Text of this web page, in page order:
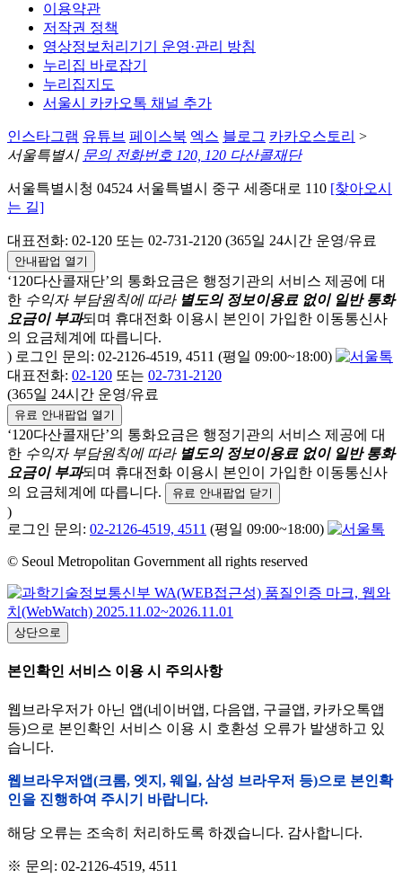
이용약관
저작권 정책
영상정보처리기기 운영·관리 방침
누리집 바로잡기
누리집지도
서울시 카카오톡 채널 추가
인스타그램 유튜브 페이스북 엑스 블로그 카카오스토리 >
서울특별시 문의 전화번호 120, 120 다산콜재단
서울특별시청 04524 서울특별시 중구 세종대로 110 [찾아오시
는 길]
대표전화: 02-120 또는 02-731-2120 (365일 24시간 운영/유료
안내팝업 열기
‘120다산콜재단’의 통화요금은 행정기관의 서비스 제공에 대
한 수익자 부담원칙에 따라 별도의 정보이용료 없이 일반 통화
요금이 부과되며 휴대전화 이용시 본인이 가입한 이동통신사
의 요금체계에 따릅니다.
) 로그인 문의: 02-2126-4519, 4511 (평일 09:00~18:00)
대표전화: 02-120 또는 02-731-2120
(365일 24시간 운영/유료
유료 안내팝업 열기
‘120다산콜재단’의 통화요금은 행정기관의 서비스 제공에 대
한 수익자 부담원칙에 따라 별도의 정보이용료 없이 일반 통화
요금이 부과되며 휴대전화 이용시 본인이 가입한 이동통신사
의 요금체계에 따릅니다.
유료 안내팝업 닫기
)
로그인 문의: 02-2126-4519, 4511 (평일 09:00~18:00)
© Seoul Metropolitan Government all rights reserved
상단으로
본인확인 서비스 이용 시 주의사항
웹브라우저가 아닌 앱(네이버앱, 다음앱, 구글앱, 카카오톡앱
등)으로 본인확인 서비스 이용 시 호환성 오류가 발생하고 있
습니다.
웹브라우저앱(크롬, 엣지, 웨일, 삼성 브라우저 등)으로 본인확
인을 진행하여 주시기 바랍니다.
해당 오류는 조속히 처리하도록 하겠습니다. 감사합니다.
※ 문의: 02-2126-4519, 4511